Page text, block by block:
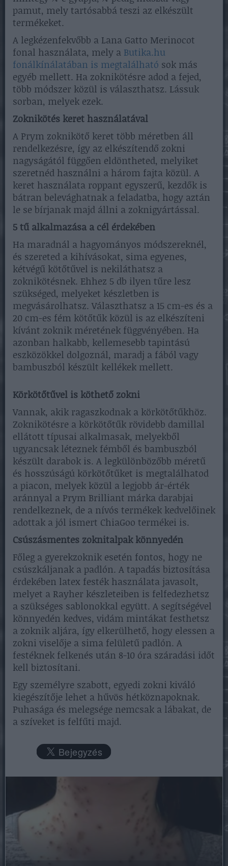
pamut, mely tartósabbá teszi az elkészült
termékeket.
A legkézenfekvőbb a Lana Gatto Merinocot
fonal használata, mely a Butika.hu
fonálkínálatában is megtalálható sok más
egyéb mellett. Ha zoknikötésre adod a fejed,
több módszer közül is választhatsz. Lássuk
sorban, melyek ezek.
Zoknikötés keret használatával
A Prym zoknikötő keret több méretben áll
rendelkezésre, így az elkészítendő zokni
nagyságától függően eldöntheted, melyiket
szeretnéd használni a három fajta közül. A
keret használata roppant egyszerű, kezdők is
bátran belevághatnak a feladatba, hogy aztán
le se bírjanak majd állni a zoknigyártással.
5 tű alkalmazása a cél érdekében
Ha maradnál a hagyományos módszereknél,
és szereted a kihívásokat, sima egyenes,
kétvégű kötőtűvel is nekiláthatsz a
zoknikötésnek. Ehhez 5 db ilyen tűre lesz
szükséged, melyeket készletben is
megvásárolhatsz. Választhatsz a 15 cm-es és a
20 cm-es fém kötőtűk közül is az elkészíteni
kívánt zoknik méretének függvényében. Ha
azonban halkabb, kellemesebb tapintású
eszközökkel dolgoznál, maradj a fából vagy
bambuszból készült kellékek mellett.
Körkötőtűvel is köthető zokni
Vannak, akik ragaszkodnak a körkötőtűkhöz.
Zoknikötésre a körkötőtűk rövidebb damillal
ellátott típusai alkalmasak, melyekből
ugyancsak léteznek fémből és bambuszból
készült darabok is. A legkülönbözőbb méretű
és hosszúságú körkötőtűket is megtalálhatod
a piacon, melyek közül a legjobb ár-érték
aránnyal a Prym Brilliant márka darabjai
rendelkeznek, de a nívós termékek kedvelőinek
adottak a jól ismert ChiaGoo termékei is.
Csúszásmentes zoknitalpak könnyedén
Főleg a gyerekzoknik esetén fontos, hogy ne
csúszkáljanak a padlón. A tapadás biztosítása
érdekében latex festék használata javasolt,
melyet a Rayher készleteiben is felfedezhetsz
a szükséges sablonokkal együtt. A segítségével
könnyedén kedves, vidám mintákat festhetsz
a zoknik aljára, így elkerülhető, hogy elessen a
zokni viselője a sima felületű padlón. A
festéknek felkenés után 8-10 óra száradási időt
kell biztosítani.
Egy személyre szabott, egyedi zokni kiváló
kiegészítője lehet a hűvös hétköznapoknak.
Puhasága és melegsége nemcsak a lábakat, de
a szíveket is felfűti majd.